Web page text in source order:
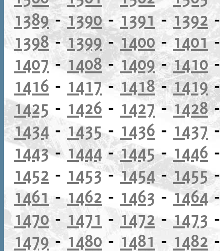
1389-1390-1391 -1392
1398-1399-1400 -1401
1407 - 1408-1409-1410
1416 - 1417-1418-1419
1425 - 1426 - 1427-1428
1434 - 1435- 1436 - 1437
1443- 1444-1445- 1446
1452 - 1453-1454-1455
1461 - 1462 - 1463 -1464
1470- 1471 - 1472 - 1473
1479-1480 - 1481 - 1482